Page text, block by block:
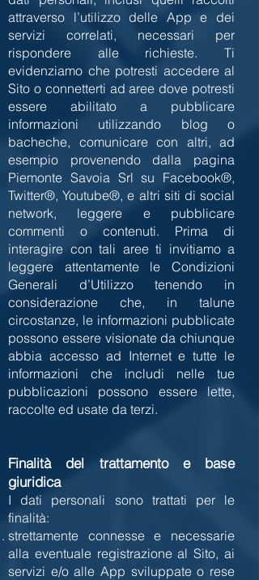
attraverso l’utilizzo delle App e dei
servizi correlati, necessari per
rispondere alle richieste. Ti
evidenziamo che potresti accedere al
Sito o connetterti ad aree dove potresti
essere abilitato a pubblicare
informazioni utilizzando blog o
bacheche, comunicare con altri, ad
esempio provenendo dalla pagina
Piemonte Savoia Srl su Facebook®,
Twitter®, Youtube®, e altri siti di social
network, leggere e pubblicare
commenti o contenuti. Prima di
interagire con tali aree ti invitiamo a
leggere attentamente le Condizioni
Generali d’Utilizzo tenendo in
considerazione che, in talune
circostanze, le informazioni pubblicate
possono essere visionate da chiunque
abbia accesso ad Internet e tutte le
informazioni che includi nelle tue
pubblicazioni possono essere lette,
raccolte ed usate da terzi.
Finalità del trattamento e base
giuridica
I dati personali sono trattati per le
finalità:
strettamente connesse e necessarie
alla eventuale registrazione al Sito, ai
servizi e/o alle App sviluppate o rese